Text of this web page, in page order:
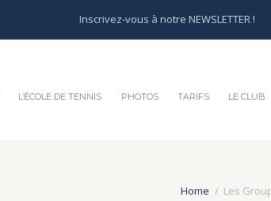
Inscrivez-vous à notre NEWSLETTER !
L’ÉCOLE DE TENNIS PHOTOS TARIFS LE CLUB
Home Les